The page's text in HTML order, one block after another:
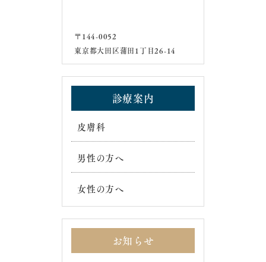
〒144-0052
東京都大田区蒲田1丁目26-14
診療案内
皮膚科
男性の方へ
女性の方へ
お知らせ